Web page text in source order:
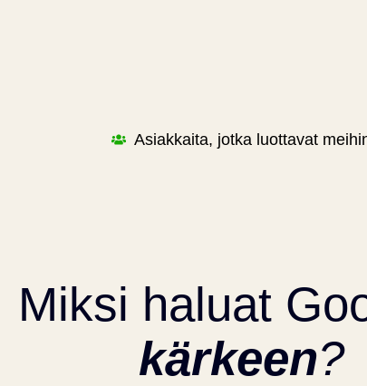
Asiakkaita, jotka luottavat
Miksi haluat
kärkeen?